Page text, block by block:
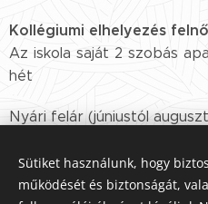
Kollégiumi elhelyezés
Az iskola saját 2 szobás
hét
Nyári felár (júniustól
reptéri transzfer 50 EUR
Sütiket használunk, hogy
működését és biztonságát,